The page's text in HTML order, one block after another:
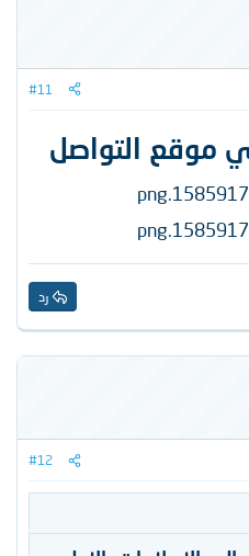
#11
موقع التواصل
رد
#12